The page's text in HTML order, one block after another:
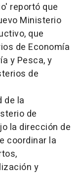
reportó que
Ministerio
que
de Economía
y Pesca, y
de
de la
de
la dirección de
coordinar la
y